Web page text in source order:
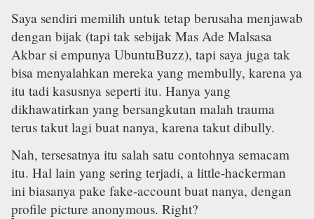
Saya sendiri memilih untuk tetap berusaha menjawab
dengan bijak (tapi tak sebijak Mas Ade Malsasa
Akbar si empunya UbuntuBuzz), tapi saya juga tak
bisa menyalahkan mereka yang membully, karena ya
itu tadi kasusnya seperti itu. Hanya yang
dikhawatirkan yang bersangkutan malah trauma
terus takut lagi buat nanya, karena takut dibully.
Nah, tersesatnya itu salah satu contohnya semacam
itu. Hal lain yang sering terjadi, a little-hackerman
ini biasanya pake fake-account buat nanya, dengan
profile picture anonymous. Right?